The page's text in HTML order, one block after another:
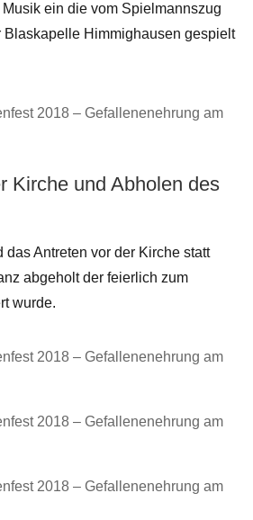
ein die vom Spielmannszug
Himmighausen gespielt
2018 – Gefallenenehrung am
Kirche und Abholen des
das Antreten vor der Kirche statt
abgeholt der feierlich zum
wurde.
2018 – Gefallenenehrung am
2018 – Gefallenenehrung am
2018 – Gefallenenehrung am